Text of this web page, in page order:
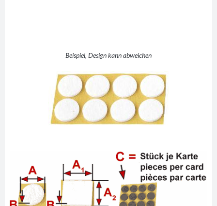
Beispiel, Design kann abweichen